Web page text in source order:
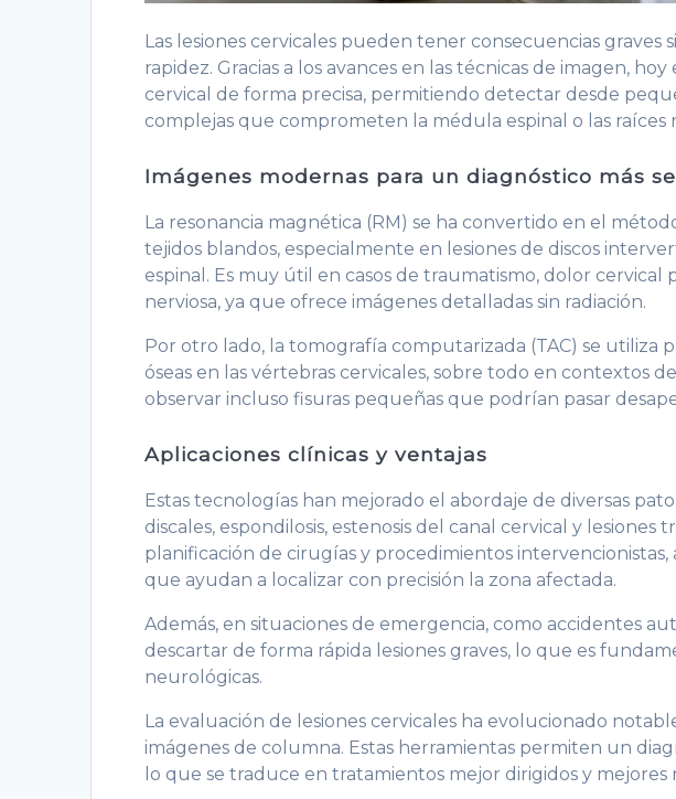
Las lesiones cervicales pueden tener consecuencias graves
rapidez. Gracias a los avances en las técnicas de imagen,
cervical de forma precisa, permitiendo detectar desde
complejas que comprometen la médula espinal o las raíces
Imágenes modernas para un diagnóstico más
La resonancia magnética (RM) se ha convertido en el
tejidos blandos, especialmente en lesiones de discos
espinal. Es muy útil en casos de traumatismo, dolor cervical
nerviosa, ya que ofrece imágenes detalladas sin radiación.
Por otro lado, la tomografía computarizada (TAC) se utiliza
óseas en las vértebras cervicales, sobre todo en contextos
observar incluso fisuras pequeñas que podrían pasar
Aplicaciones clínicas y ventajas
Estas tecnologías han mejorado el abordaje de diversas
discales, espondilosis, estenosis del canal cervical y lesiones
planificación de cirugías y procedimientos
que ayudan a localizar con precisión la zona afectada.
Además, en situaciones de emergencia, como accidentes
descartar de forma rápida lesiones graves, lo que es
neurológicas.
La evaluación de lesiones cervicales ha evolucionado
imágenes de columna. Estas herramientas permiten un
lo que se traduce en tratamientos mejor dirigidos y mejores